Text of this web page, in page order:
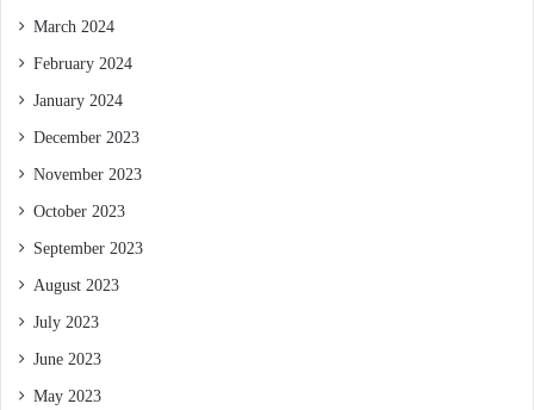
March 2024
February 2024
January 2024
December 2023
November 2023
October 2023
September 2023
August 2023
July 2023
June 2023
May 2023